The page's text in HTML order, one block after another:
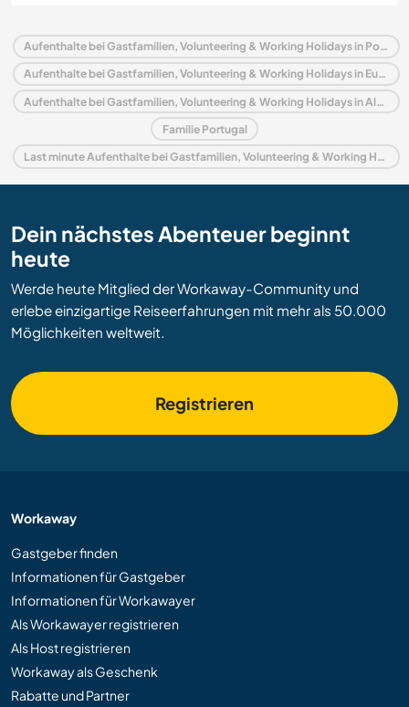
Aufenthalte bei Gastfamilien, Volunteering & Working Holidays in Portugal
Aufenthalte bei Gastfamilien, Volunteering & Working Holidays in Europa
Aufenthalte bei Gastfamilien, Volunteering & Working Holidays in Algarve
Familie Portugal
Last minute Aufenthalte bei Gastfamilien, Volunteering & Working Holidays in Portugal
Dein nächstes Abenteuer beginnt
heute
Werde heute Mitglied der Workaway-Community und
erlebe einzigartige Reiseerfahrungen mit mehr als 50.000
Möglichkeiten weltweit.
Registrieren
Workaway
Gastgeber finden
Informationen für Gastgeber
Informationen für Workawayer
Als Workawayer registrieren
Als Host registrieren
Workaway als Geschenk
Rabatte und Partner